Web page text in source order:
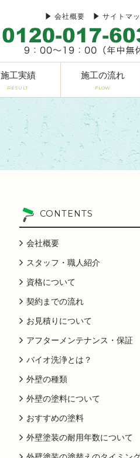
サイトマ
会社概要
施工実績
RESULT
施工の流れ
FLOW
CONTENTS
会社概要
スタッフ・職人紹介
資格について
契約までの流れ
お見積りについて
アフターメンテナンス・保証
バイオ洗浄とは？
外壁の種類
外壁の塗料について
おすすめの塗料
外壁塗装の耐用年数について